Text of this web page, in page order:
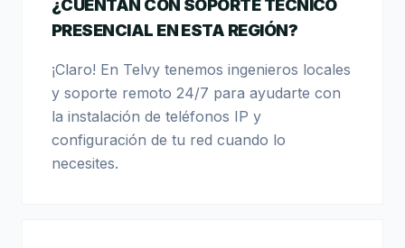
¿CUENTAN CON SOPORTE TÉCNICO
PRESENCIAL EN ESTA REGIÓN?
¡Claro! En Telvy tenemos ingenieros locales
y soporte remoto 24/7 para ayudarte con
la instalación de teléfonos IP y
configuración de tu red cuando lo
necesites.